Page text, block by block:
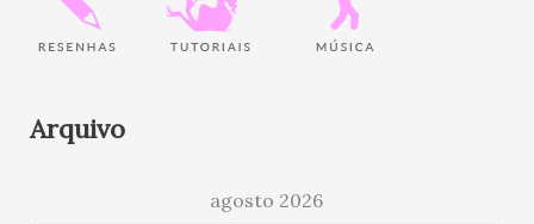
Arquivo
agosto 2026